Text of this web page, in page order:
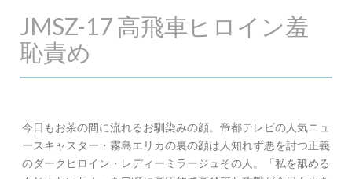
JMSZ-17 高飛車ヒロイン羞
恥責め
今日もお茶の間に流れるお馴染みの顔。帝都テレビの人気ニュ
ースキャスター・霧島エリカの裏の顔は人知れず悪を討つ正義
のダークヒロイン・レディーミラージュその人。「私を舐める